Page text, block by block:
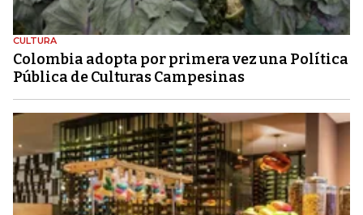
CULTURA
Colombia adopta por primera vez una Política
Pública de Culturas Campesinas